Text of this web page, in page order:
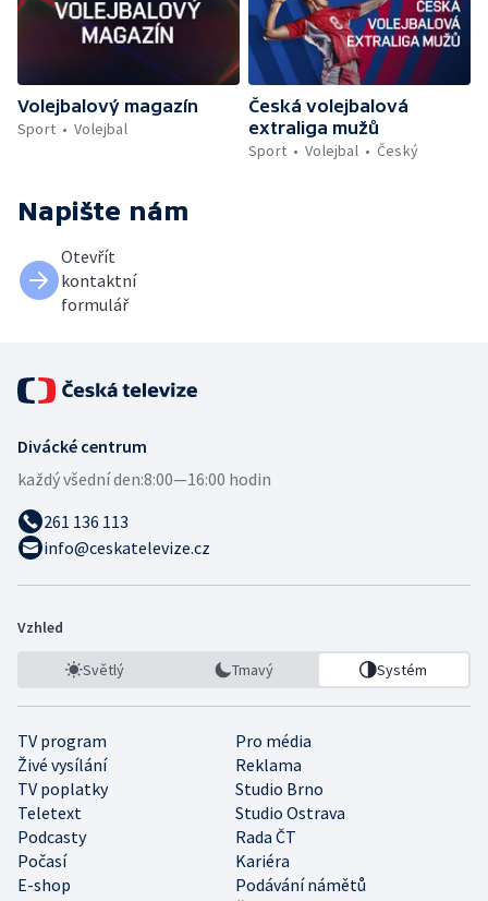
Volejbalový magazín
Sport
Volejbal
Česká volejbalová
extraliga mužů
Sport
Volejbal Český
Napište nám
Otevřít
kontaktní
formulář
Divácké centrum
každý všední den:8:00—16:00 hodin
261 136 113
info@ceskatelevize.cz
Vzhled
Světlý Tmavý Systém
TV program
Pro média
Živé vysílání
Reklama
TV poplatky
Studio Brno
Teletext
Studio Ostrava
Podcasty
Rada ČT
Počasí
Kariéra
E-shop
Podávání námětů